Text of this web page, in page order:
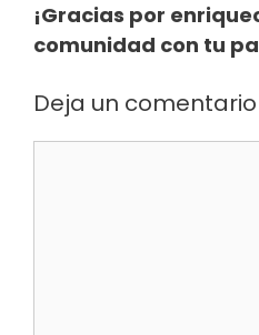
¡Gracias por
comunidad con tu
Deja un comentario